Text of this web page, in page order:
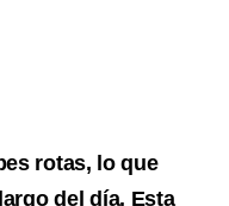
rotas, lo que
del día. Esta